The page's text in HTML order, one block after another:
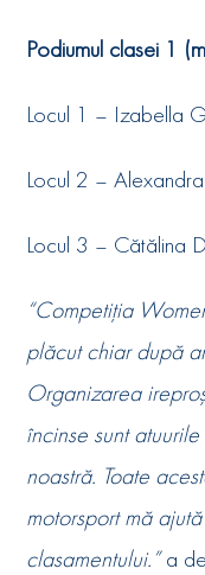
Podiumul clasei 1
Locul 1 – Izabella
Locul 2 –
Locul 3 – Cătălina
“Competiția
plăcut chiar după
Organizarea
încinse sunt
noastră. Toate
motorsport mă
clasamentului.”a